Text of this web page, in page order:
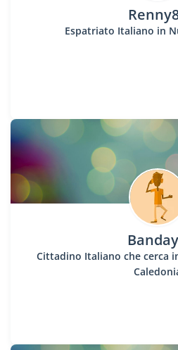
Espatriato Italiano in
Cittadino Italiano che cerca